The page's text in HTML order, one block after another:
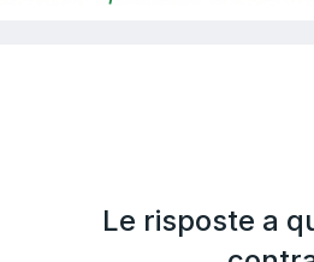
Le risposte a